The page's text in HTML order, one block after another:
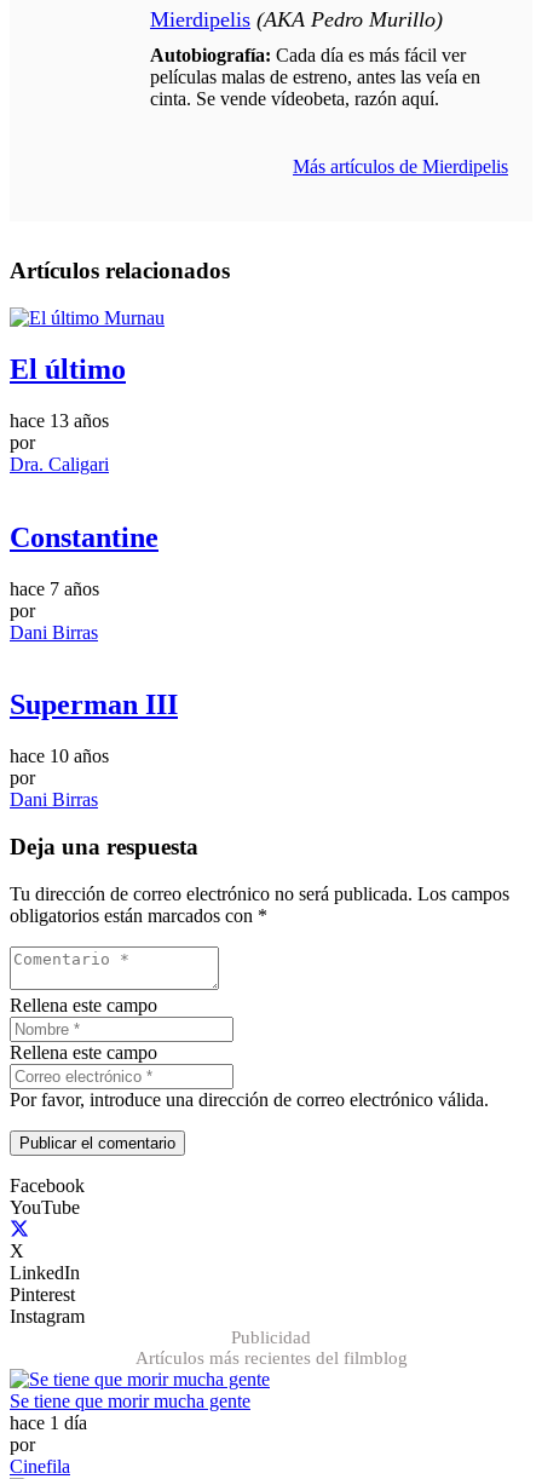
Mierdipelis (AKA Pedro Murillo)
Autobiografía: Cada día es más fácil ver
películas malas de estreno, antes las veía en
cinta. Se vende vídeobeta, razón aquí.
Más artículos de Mierdipelis
Artículos relacionados
El último
hace 13 años
por
Dra. Caligari
Constantine
hace 7 años
por
Dani Birras
Superman III
hace 10 años
por
Dani Birras
Deja una respuesta
Tu dirección de correo electrónico no será publicada. Los campos
obligatorios están marcados con *
Rellena este campo
Rellena este campo
Por favor, introduce una dirección de correo electrónico válida.
Publicar el comentario
Facebook
YouTube
X
LinkedIn
Pinterest
Instagram
Publicidad
Artículos más recientes del filmblog
Se tiene que morir mucha gente
hace 1 día
por
Cinefila